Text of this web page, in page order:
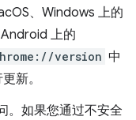
、Windows 上的
上的
version 中
新。
。如果您通过不安全